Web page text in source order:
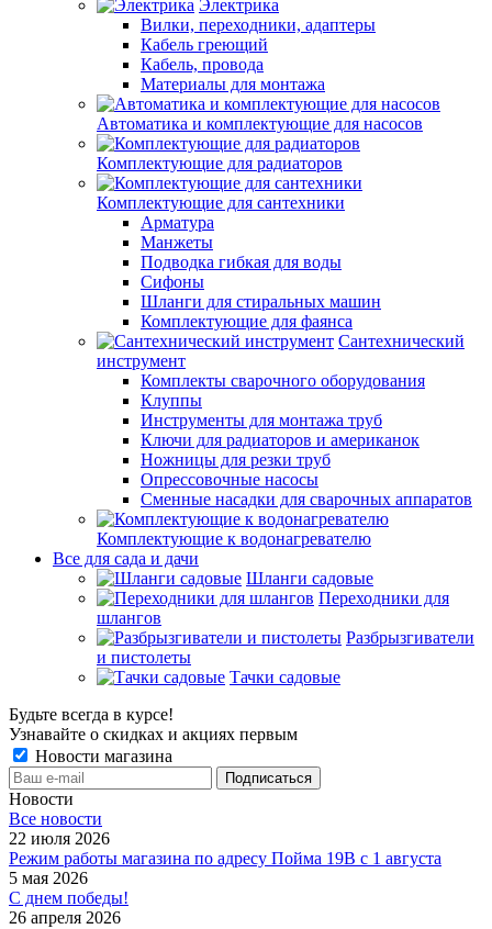
Электрика
Вилки, переходники, адаптеры
Кабель греющий
Кабель, провода
Материалы для монтажа
Автоматика и комплектующие для насосов
Комплектующие для радиаторов
Комплектующие для сантехники
Арматура
Манжеты
Подводка гибкая для воды
Сифоны
Шланги для стиральных машин
Комплектующие для фаянса
Сантехнический
инструмент
Комплекты сварочного оборудования
Клуппы
Инструменты для монтажа труб
Ключи для радиаторов и американок
Ножницы для резки труб
Опрессовочные насосы
Сменные насадки для сварочных аппаратов
Комплектующие к водонагревателю
Все для сада и дачи
Шланги садовые
Переходники для
шлангов
Разбрызгиватели
и пистолеты
Тачки садовые
Будьте всегда в курсе!
Узнавайте о скидках и акциях первым
Новости магазина
Новости
Все новости
22 июля 2026
Режим работы магазина по адресу Пойма 19В с 1 августа
5 мая 2026
С днем победы!
26 апреля 2026